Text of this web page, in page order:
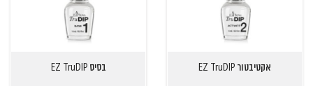
אקטיבטור EZ TruDIP בסיס EZ TruDIP